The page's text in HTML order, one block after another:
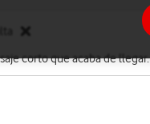
corto que acaba de llegar.